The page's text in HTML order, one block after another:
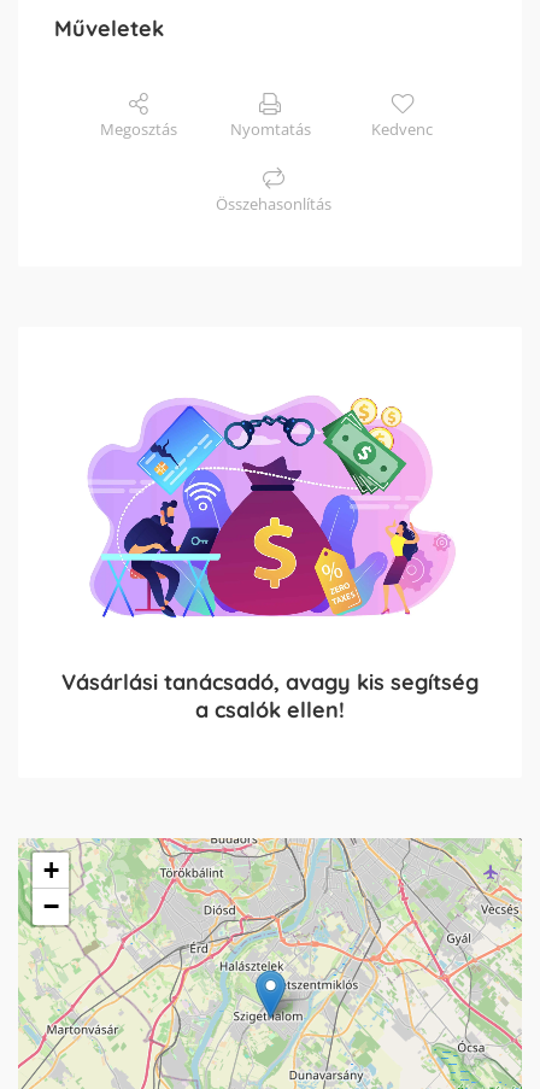
Műveletek
Megosztás Nyomtatás Kedvenc
Összehasonlítás
Vásárlási tanácsadó, avagy kis segítség
a csalók ellen!
+
−